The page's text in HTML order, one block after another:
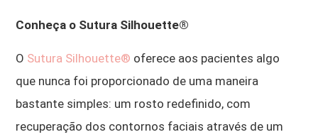
Conheça o Sutura Silhouette®
O Sutura Silhouette® oferece aos pacientes algo
que nunca foi proporcionado de uma maneira
bastante simples: um rosto redefinido, com
recuperação dos contornos faciais através de um